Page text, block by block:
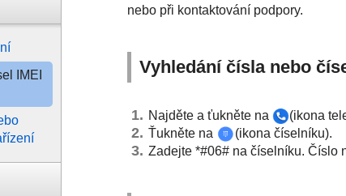
nebo při kontaktování podpory.
Vyhledání čísla nebo
Najděte a ťukněte na
(ikona
Ťukněte na
(ikona číselníku).
Zadejte *#06# na číselníku. Číslo
IMEI